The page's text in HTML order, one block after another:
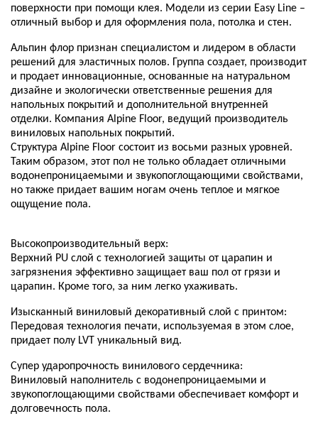
поверхности при помощи клея. Модели из серии Easy Line –
отличный выбор и для оформления пола, потолка и стен.
Альпин флор признан специалистом и лидером в области
решений для эластичных полов. Группа создает, производит
и продает инновационные, основанные на натуральном
дизайне и экологически ответственные решения для
напольных покрытий и дополнительной внутренней
отделки. Компания Alpine Floor, ведущий производитель
виниловых напольных покрытий.
Структура Alpine Floor состоит из восьми разных уровней.
Таким образом, этот пол не только обладает отличными
водонепроницаемыми и звукопоглощающими свойствами,
но также придает вашим ногам очень теплое и мягкое
ощущение пола.
Высокопроизводительный верх:
Верхний PU слой с технологией защиты от царапин и
загрязнения эффективно защищает ваш пол от грязи и
царапин. Кроме того, за ним легко ухаживать.
Изысканный виниловый декоративный слой с принтом:
Передовая технология печати, используемая в этом слое,
придает полу LVT уникальный вид.
Супер ударопрочность винилового сердечника:
Виниловый наполнитель с водонепроницаемыми и
звукопоглощающими свойствами обеспечивает комфорт и
долговечность пола.